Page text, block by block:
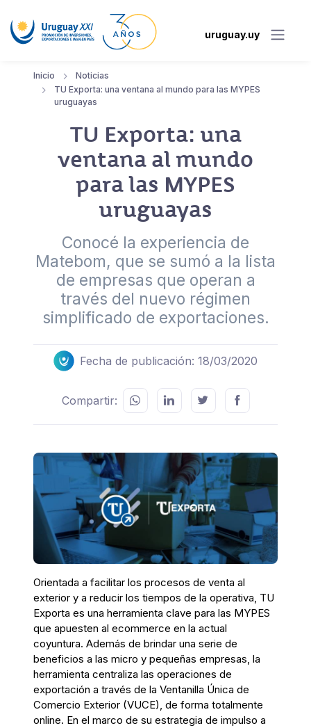
uruguay.uy
Inicio
Noticias
TU Exporta: una ventana al mundo para las MYPES
uruguayas
TU Exporta: una
ventana al mundo
para las MYPES
uruguayas
Conocé la experiencia de
Matebom, que se sumó a la lista
de empresas que operan a
través del nuevo régimen
simplificado de exportaciones.
Fecha de publicación: 18/03/2020
Compartir:
Orientada a facilitar los procesos de venta al
exterior y a reducir los tiempos de la operativa, TU
Exporta es una herramienta clave para las MYPES
que apuesten al ecommerce en la actual
coyuntura. Además de brindar una serie de
beneficios a las micro y pequeñas empresas, la
herramienta centraliza las operaciones de
exportación a través de la Ventanilla Única de
Comercio Exterior (VUCE), de forma totalmente
online. En el marco de su estrategia de impulso a